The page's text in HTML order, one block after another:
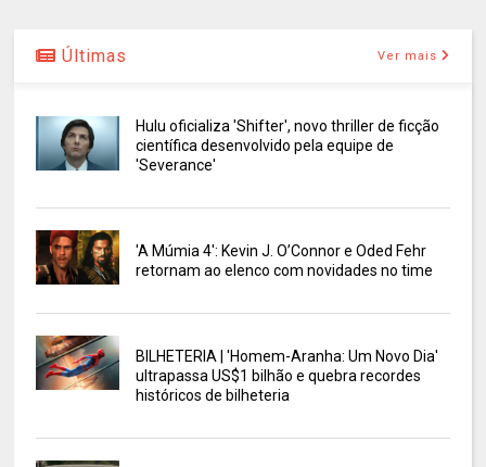
Últimas Ver mais
Hulu oficializa 'Shifter', novo thriller de ficção
científica desenvolvido pela equipe de
'Severance'
'A Múmia 4': Kevin J. O’Connor e Oded Fehr
retornam ao elenco com novidades no time
BILHETERIA | 'Homem-Aranha: Um Novo Dia'
ultrapassa US$1 bilhão e quebra recordes
históricos de bilheteria